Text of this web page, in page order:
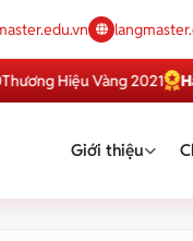
Hiệu Vàng 2021 Hàng
Giới thiệu